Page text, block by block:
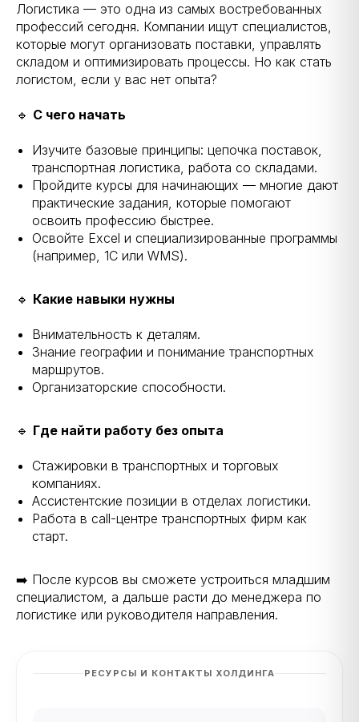
Логистика — это одна из самых востребованных
профессий сегодня. Компании ищут специалистов,
которые могут организовать поставки, управлять
складом и оптимизировать процессы. Но как стать
логистом, если у вас нет опыта?
🔹 С чего начать
Изучите базовые принципы: цепочка поставок,
транспортная логистика, работа со складами.
Пройдите курсы для начинающих — многие дают
практические задания, которые помогают
освоить профессию быстрее.
Освойте Excel и специализированные программы
(например, 1С или WMS).
🔹 Какие навыки нужны
Внимательность к деталям.
Знание географии и понимание транспортных
маршрутов.
Организаторские способности.
🔹 Где найти работу без опыта
Стажировки в транспортных и торговых
компаниях.
Ассистентские позиции в отделах логистики.
Работа в call-центре транспортных фирм как
старт.
➡️ После курсов вы сможете устроиться младшим
специалистом, а дальше расти до менеджера по
логистике или руководителя направления.
РЕСУРСЫ И КОНТАКТЫ ХОЛДИНГА